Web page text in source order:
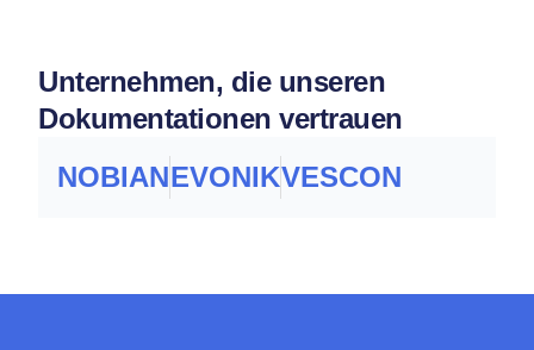
Unternehmen, die unseren
Dokumentationen vertrauen
NOBIANEVONIKVESCON